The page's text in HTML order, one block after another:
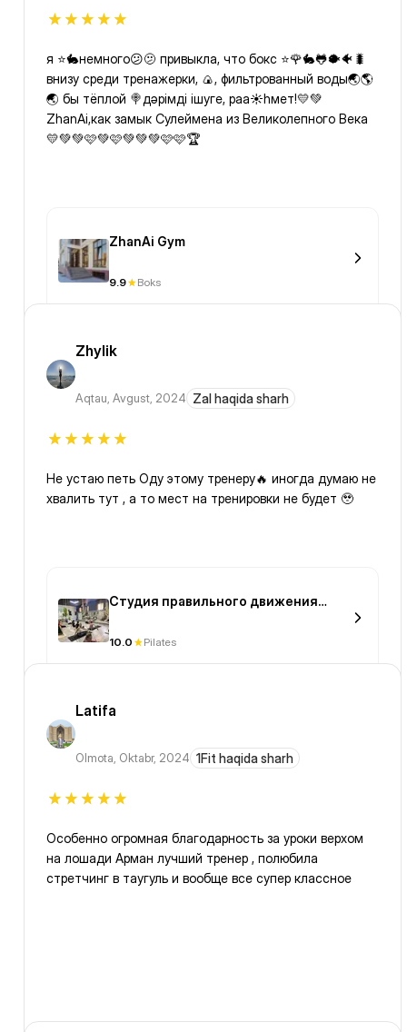
я ⭐️🐇немного😕🫤 привыкла, что бокс ⭐️🌹🐇🐸🐡🐠🐛
внизу среди тренажерки, 🍙, фильтрованный воды🌏🌎
🌏 бы тёплой 🍭дәрімді ішуге, раа☀️һмет!💛💚
ZhanAi,как замык Сулеймена из Великолепного Века
💛💚💚🩷💚🩷💚💚💚🩷🩷🏆
ZhanAi Gym
9.9 Boks
Zhylik
Aqtau, Avgust, 2024 Zal haqida sharh
Не устаю петь Оду этому тренеру🔥 иногда думаю не
хвалить тут , а то мест на тренировки не будет 🥹
Студия правильного движения
10.0 Pilates
Latifa
Olmota, Oktabr, 2024 1Fit haqida sharh
Особенно огромная благодарность за уроки верхом
на лошади Арман лучший тренер , полюбила
стретчинг в таугуль и вообще все супер классное